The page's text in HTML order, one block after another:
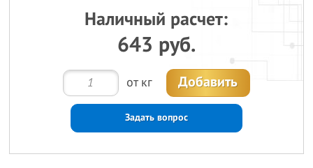
Наличный расчет:
643 руб.
от кг Добавить
Задать вопрос